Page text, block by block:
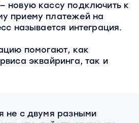
новую кассу подключить к
приему платежей на
называется интеграция.
помогают, как
эквайринга, так и
не с двумя разными